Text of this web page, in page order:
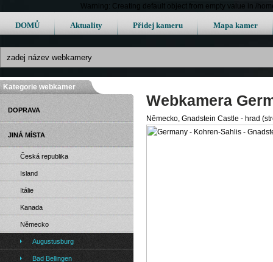
Warning: Creating default object from empty value in /
DOMŮ Aktuality Přidej kameru Mapa kamer
Webkamera
Německo, Gnadstein Castle - hrad
Kategorie webkamer
DOPRAVA
JINÁ MÍSTA
Česká republika
Island
Itálie
Kanada
Německo
Augustusburg
Bad Bellingen